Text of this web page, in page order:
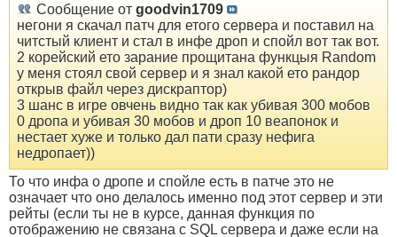
Сообщение от goodvin1709
негони я скачал патч для етого сервера и поставил на
читстый клиент и стал в инфе дроп и спойл вот так вот.
2 корейский ето зарание прощитана функцыя Random
у меня стоял свой сервер и я знал какой ето рандор
открыв файл через дискраптор)
3 шанс в игре овчень видно так как убивая 300 мобов
0 дропа и убивая 30 мобов и дроп 10 веапонок и
нестает хуже и только дал пати сразу нефига
недропает))
То что инфа о дропе и спойле есть в патче это не
означает что оно делалось именно под этот сервер и эти
рейты (если ты не в курсе, данная функция по
отображению не связана с SQL сервера и даже если на